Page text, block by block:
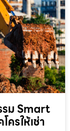
รม Smart
รให้เช่า